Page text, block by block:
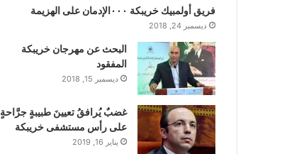
فريق أولمبيك خريبكة ٠٠٠الإدمان على الهزيمة
ديسمبر 24, 2018
البحث عن مهرجان خريبكة
المفقود
ديسمبر 15, 2018
غضبٌ يُرافقُ تعيينَ طبيبةٍ جرَّاحةٍ
على رأس مستشفى خريبكة
يناير 16, 2019